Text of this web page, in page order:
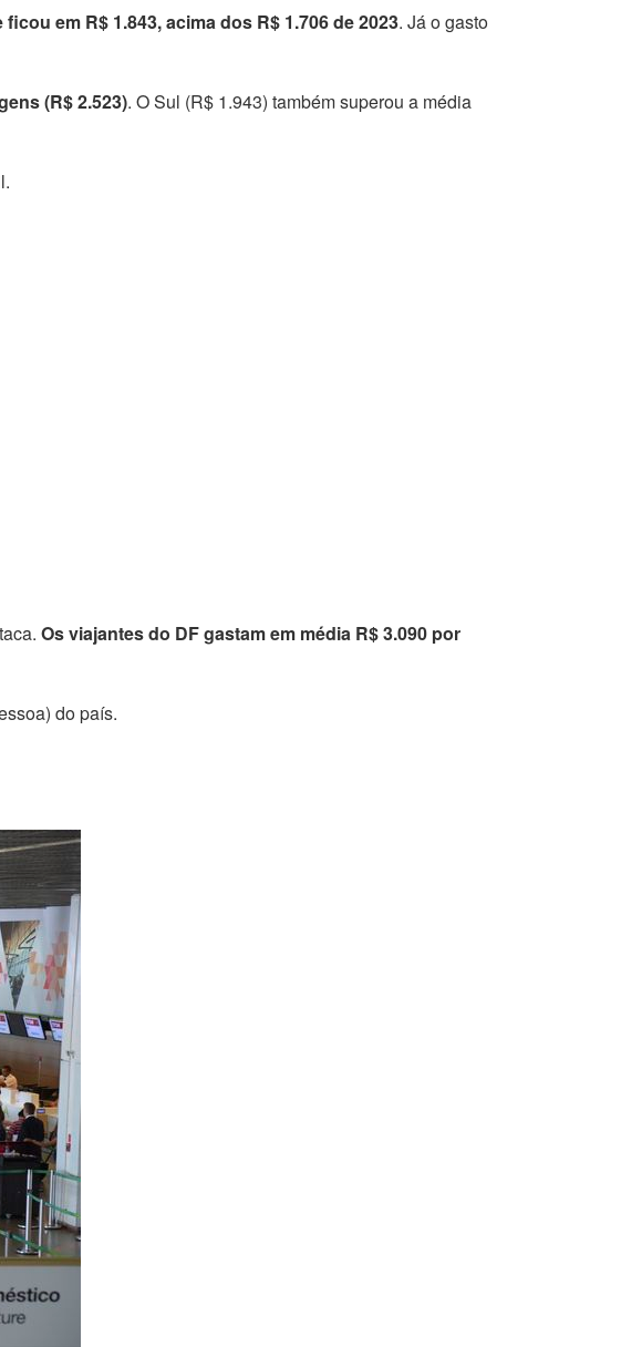
em R$ 1.843, acima dos R$ 1.706 de 2023. Já o gasto
(R$ 2.523). O Sul (R$ 1.943) também superou a média
Os viajantes do DF gastam em média R$ 3.090 por
do país.